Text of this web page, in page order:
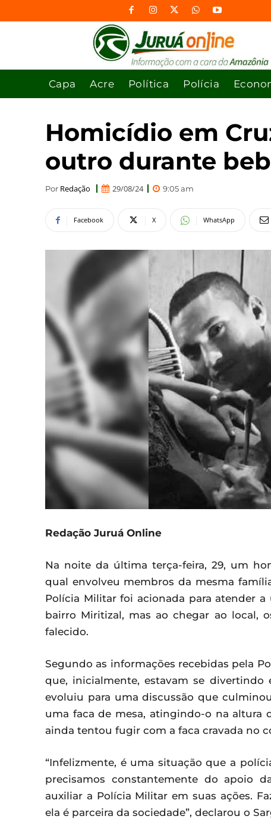
Capa Acre Política Polícia
Homicídio em
outro durante
Por Redação 29/08/24 9:05 am
Facebook X WhatsApp
Redação Juruá Online
Na noite da última terça-feira, 29, um
qual envolveu membros da mesma
Polícia Militar foi acionada para atender
bairro Miritizal, mas ao chegar ao local,
falecido.
Segundo as informações recebidas pela
que, inicialmente, estavam se divertindo
evoluiu para uma discussão que
uma faca de mesa, atingindo-o na altura
ainda tentou fugir com a faca cravada no
“Infelizmente, é uma situação que a
precisamos constantemente do apoio
auxiliar a Polícia Militar em suas ações.
ela é parceira da sociedade”, declarou o